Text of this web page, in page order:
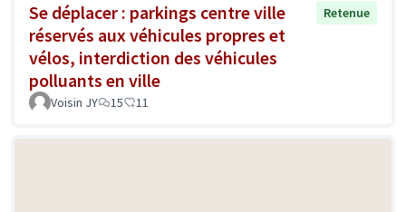
Se déplacer : parkings centre ville
réservés aux véhicules propres et
vélos, interdiction des véhicules
polluants en ville
Retenue
Voisin JY 15 11